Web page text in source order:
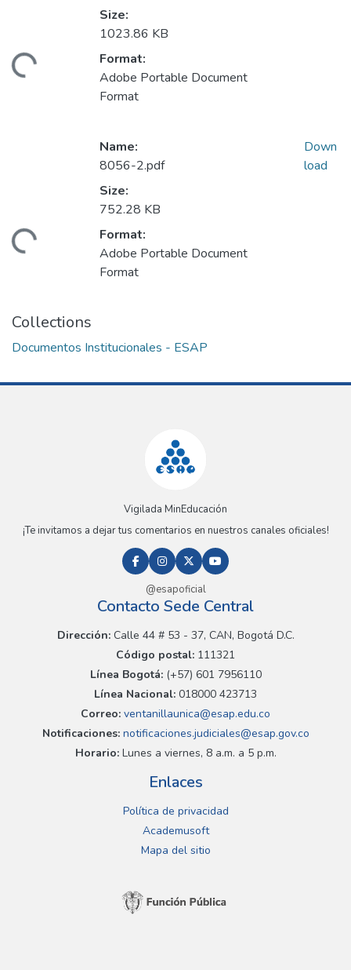
Size:
1023.86 KB
Format:
Adobe Portable Document
Format
Name:
8056-2.pdf
Size:
752.28 KB
Format:
Adobe Portable Document
Format
Down
load
Collections
Documentos Institucionales - ESAP
Vigilada MinEducación
¡Te invitamos a dejar tus comentarios en nuestros canales oficiales!
@esapoficial
Contacto Sede Central
Dirección:Calle 44 # 53 - 37, CAN, Bogotá D.C.
Código postal: 111321
Línea Bogotá:(+57) 601 7956110
Línea Nacional: 018000 423713
Correo: ventanillaunica@esap.edu.co
Notificaciones:notificaciones.judiciales@esap.gov.co
Horario:Lunes a viernes, 8 a.m. a 5 p.m.
Enlaces
Política de privacidad
Academusoft
Mapa del sitio